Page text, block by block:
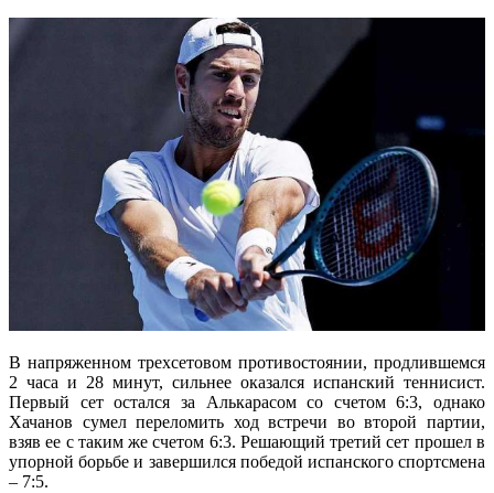
В напряженном трехсетовом противостоянии, продлившемся
2 часа и 28 минут, сильнее оказался испанский теннисист.
Первый сет остался за Алькарасом со счетом 6:3, однако
Хачанов сумел переломить ход встречи во второй партии,
взяв ее с таким же счетом 6:3. Решающий третий сет прошел в
упорной борьбе и завершился победой испанского спортсмена
– 7:5.